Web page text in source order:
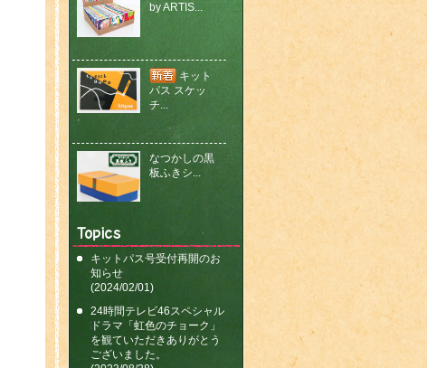
by ARTIS...
キット
パス スケッ
チ...
なつかしの黒
板ふきシ...
板ふきシ...
ホワイトボー
ドイレイザ?..
キットパス号受付再開のお
知らせ
(2024/02/01)
24時間テレビ46スペシャル
ドラマ「虹色のチョーク」
を観ていただきありがとう
ございました。